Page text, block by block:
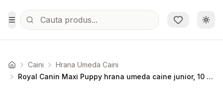
Sari la conținutul principal
Toggle Menu
Acasa Caini
Hrana Umeda Caini
Royal Canin Maxi Puppy hrana umeda caine junior, 10 x 140 g